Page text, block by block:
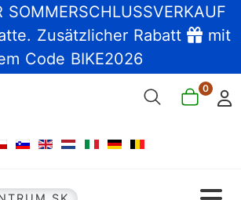
SOMMERSCHLUSSVERKAUF
. Zusätzlicher Rabatt
mit
Code BIKE2026
0